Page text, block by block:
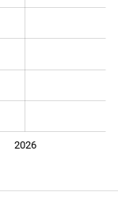
2026